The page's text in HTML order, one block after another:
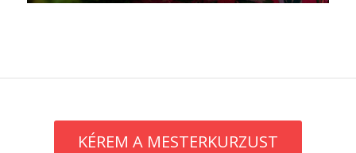
KÉREM A MESTERKURZUST